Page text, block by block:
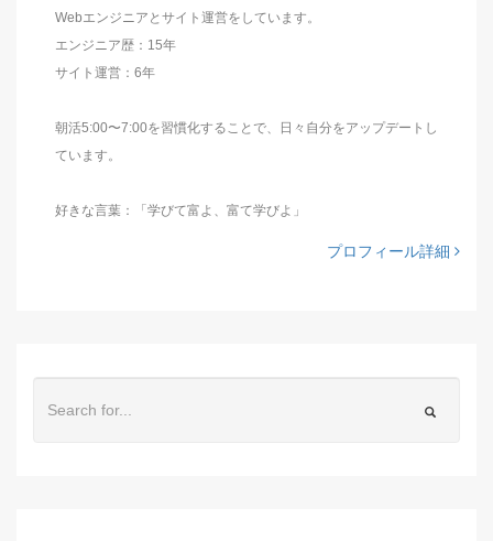
Webエンジニアとサイト運営をしています。
エンジニア歴：15年
サイト運営：6年
朝活5:00〜7:00を習慣化することで、日々自分をアップデートし
ています。
好きな言葉：「学びて富よ、富て学びよ」
プロフィール詳細